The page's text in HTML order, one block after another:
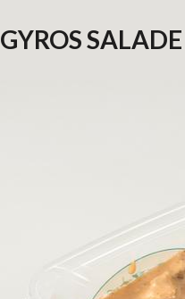
GYROS SALADE